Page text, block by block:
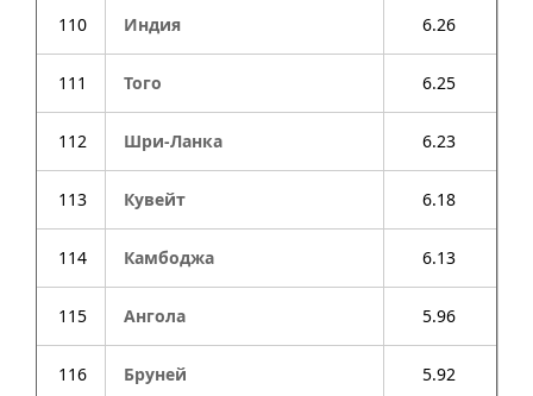
110 Индия 6.26
111 Того 6.25
112 Шри-Ланка 6.23
113 Кувейт 6.18
114 Камбоджа 6.13
115 Ангола 5.96
116 Бруней 5.92